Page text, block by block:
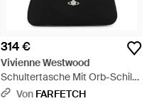
314 €
Vivienne Westwood
Schultertasche Mit Orb-Schild
- Weiß
Von FARFETCH